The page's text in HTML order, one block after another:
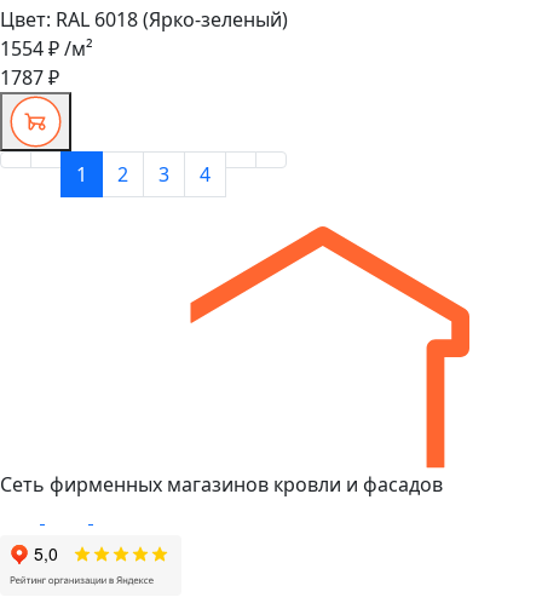
Цвет: RAL 6018 (Ярко-зеленый)
1554 ₽/м²
1787 ₽
1 2 3 4
Сеть фирменных магазинов кровли и фасадов